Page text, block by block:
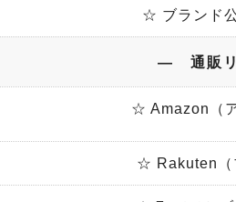
☆ ブランド
― 通販
☆ Amazon（
☆ Rakuten（